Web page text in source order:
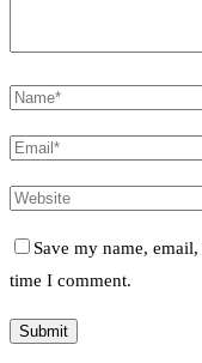
Save my name,
time I comment.